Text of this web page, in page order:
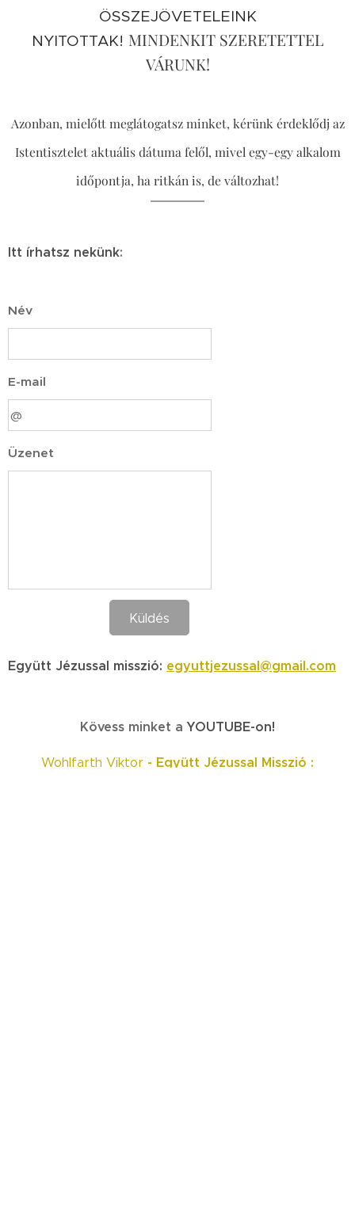
ÖSSZEJÖVETELEINK
NYITOTTAK! MINDENKIT SZERETETTEL
VÁRUNK!
Azonban, mielőtt meglátogatsz minket, kérünk érdeklődj az
Istentisztelet aktuális dátuma felől,mivel egy-egy alkalom
időpontja, ha ritkán is, de változhat!
Itt írhatsz nekünk:
Név
E-mail
Üzenet
Küldés
Együtt Jézussal misszió: egyuttjezussal@gmail.com
Kövess minket a YOUTUBE-on!
Wohlfarth Viktor - Együtt Jézussal Misszió :